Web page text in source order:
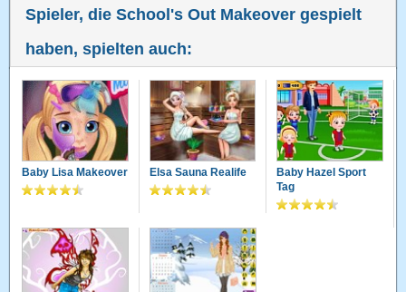
Spieler, die School's Out Makeover gespielt
haben, spielten auch:
Baby Lisa Makeover Elsa Sauna Realife
Baby Hazel Sport
Tag